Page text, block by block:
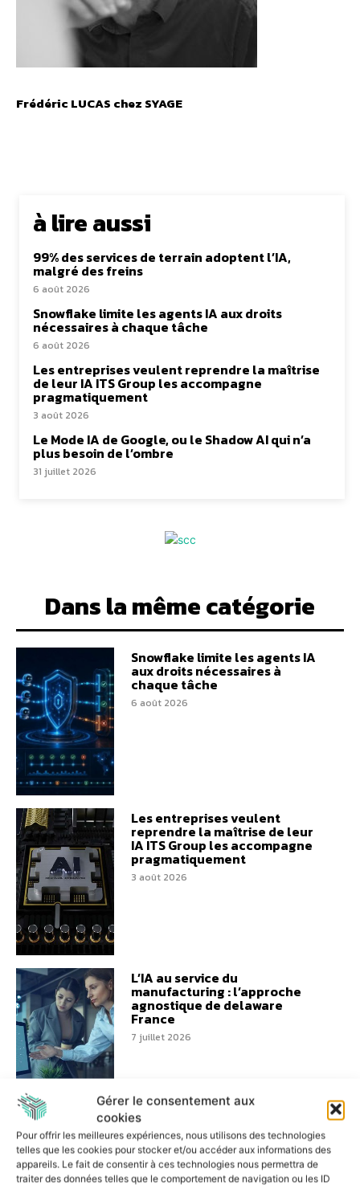
Gérer le consentement aux
cookies
Pour offrir les meilleures expériences, nous utilisons des technologies
telles que les cookies pour stocker et/ou accéder aux informations des
appareils. Le fait de consentir à ces technologies nous permettra de
traiter des données telles que le comportement de navigation ou les ID
Frédéric LUCAS chez SYAGE
à lire aussi
99% des services de terrain adoptent l’IA,
malgré des freins
6 août 2026
Snowflake limite les agents IA aux droits
nécessaires à chaque tâche
6 août 2026
Les entreprises veulent reprendre la maîtrise
de leur IA ITS Group les accompagne
pragmatiquement
3 août 2026
Le Mode IA de Google, ou le Shadow AI qui n’a
plus besoin de l’ombre
31 juillet 2026
Dans la même catégorie
Snowflake limite les agents IA
aux droits nécessaires à
chaque tâche
6 août 2026
Les entreprises veulent
reprendre la maîtrise de leur
IA ITS Group les accompagne
pragmatiquement
3 août 2026
L’IA au service du
manufacturing : l’approche
agnostique de delaware
France
7 juillet 2026
Architecture ouverte : HID et
Genetec repensent la
modernisation du contrôle
d’accès